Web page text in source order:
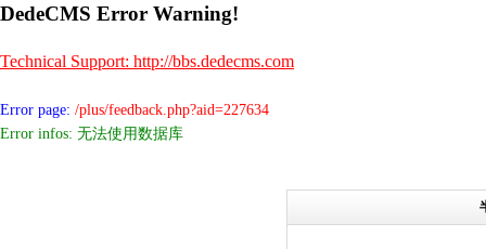
DedeCMS Error Warning!
Technical Support: http://bbs.dedecms.com
Error page: /plus/feedback.php?aid=227634
Error infos: 无法使用数据库